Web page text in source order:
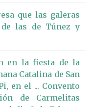
que las galeras
de las de Túnez y
en la fiesta de la
Catalina de San
en el ... Convento
de Carmelitas